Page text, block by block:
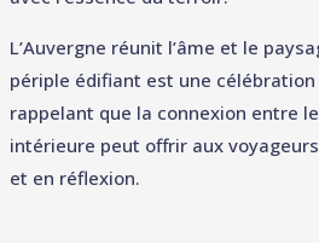
L’Auvergne réunit l’âme et le
périple édifiant est une
rappelant que la connexion entre
intérieure peut offrir aux
et en réflexion.